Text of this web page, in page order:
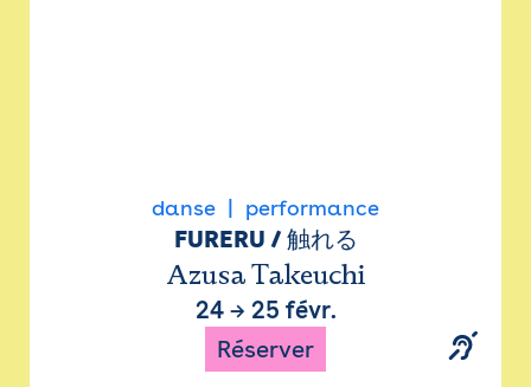
danse performance
FURERU / 触れる
Azusa Takeuchi
24→ 25 févr.
Réserver